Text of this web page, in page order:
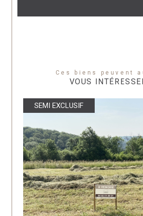
Ces biens peuvent
VOUS
SEMI EXCLUSIF